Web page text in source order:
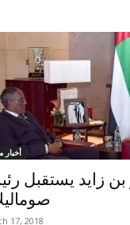
أخبار
زايد يستقبل
17, 2018